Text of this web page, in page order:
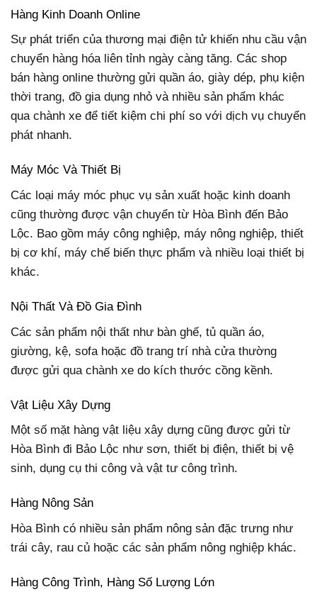
Hàng Kinh Doanh Online
Sự phát triển của thương mại điện tử khiến nhu cầu vận
chuyển hàng hóa liên tỉnh ngày càng tăng. Các shop
bán hàng online thường gửi quần áo, giày dép, phụ kiện
thời trang, đồ gia dụng nhỏ và nhiều sản phẩm khác
qua chành xe để tiết kiệm chi phí so với dịch vụ chuyển
phát nhanh.
Máy Móc Và Thiết Bị
Các loại máy móc phục vụ sản xuất hoặc kinh doanh
cũng thường được vận chuyển từ Hòa Bình đến Bảo
Lộc. Bao gồm máy công nghiệp, máy nông nghiệp, thiết
bị cơ khí, máy chế biến thực phẩm và nhiều loại thiết bị
khác.
Nội Thất Và Đồ Gia Đình
Các sản phẩm nội thất như bàn ghế, tủ quần áo,
giường, kệ, sofa hoặc đồ trang trí nhà cửa thường
được gửi qua chành xe do kích thước cồng kềnh.
Vật Liệu Xây Dựng
Một số mặt hàng vật liệu xây dựng cũng được gửi từ
Hòa Bình đi Bảo Lộc như sơn, thiết bị điện, thiết bị vệ
sinh, dụng cụ thi công và vật tư công trình.
Hàng Nông Sản
Hòa Bình có nhiều sản phẩm nông sản đặc trưng như
trái cây, rau củ hoặc các sản phẩm nông nghiệp khác.
Hàng Công Trình, Hàng Số Lượng Lớn